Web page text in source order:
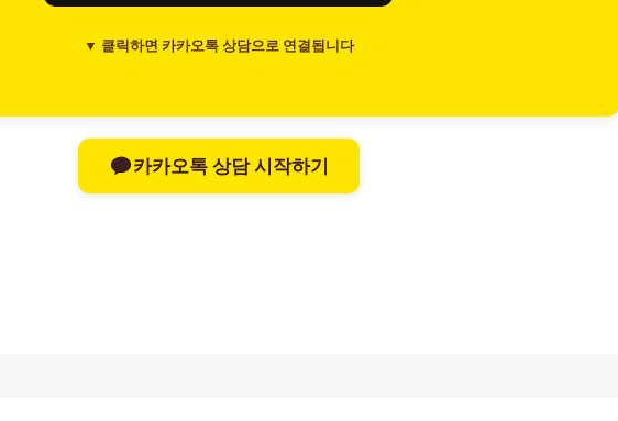
▼ 클릭하면 카카오톡 상담으로 연결됩니다
카카오톡 상담 시작하기